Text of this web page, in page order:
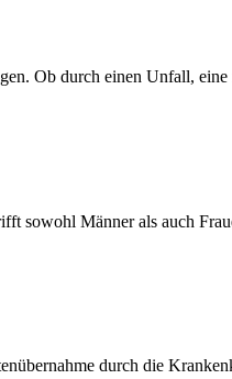
Ob durch einen Unfall,
sowohl Männer als auch
durch die